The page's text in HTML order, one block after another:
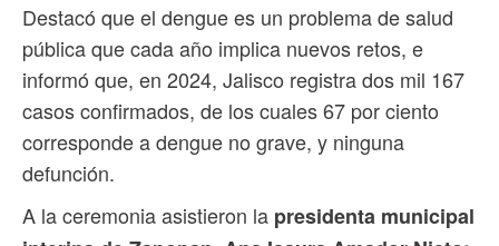
Destacó que el dengue es un problema de salud
pública que cada año implica nuevos retos, e
informó que, en 2024, Jalisco registra dos mil 167
casos confirmados, de los cuales 67 por ciento
corresponde a dengue no grave, y ninguna
defunción.
A la ceremonia asistieron la presidenta municipal